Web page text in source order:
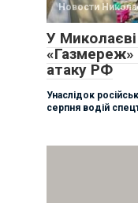
Новости
У
атаку РФ
Унаслідок
серпня водій